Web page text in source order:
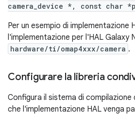
camera_device *, const char
Per un esempio di implementazione
l'implementazione per l'HAL Galaxy
hardware/ti/omap4xxx/camera .
Configurare la libreria
Configura il sistema di compilazione
che l'implementazione HAL venga